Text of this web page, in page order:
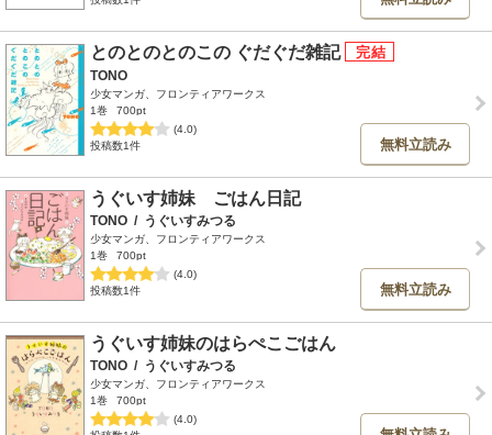
とのとのとのこの ぐだぐだ雑記
TONO
少女マンガ、フロンティアワークス
1巻
700pt
(4.0)
投稿数1件
無料立読み
うぐいす姉妹 ごはん日記
TONO / うぐいすみつる
少女マンガ、フロンティアワークス
1巻
700pt
(4.0)
投稿数1件
無料立読み
うぐいす姉妹のはらぺこごはん
TONO / うぐいすみつる
少女マンガ、フロンティアワークス
1巻
700pt
(4.0)